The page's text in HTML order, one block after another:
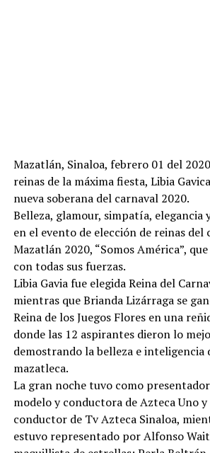
Mazatlán, Sinaloa, febrero 01 del
reinas de la máxima fiesta, Libia
nueva soberana del carnaval 2020.
Belleza, glamour, simpatía, elegancia
en el evento de elección de reinas del
Mazatlán 2020, “Somos América”,
con todas sus fuerzas.
Libia Gavia fue elegida Reina del
mientras que Brianda Lizárraga se
Reina de los Juegos Flores en una
donde las 12 aspirantes dieron lo
demostrando la belleza e inteligencia
mazatleca.
La gran noche tuvo como
modelo y conductora de Azteca Uno
conductor de Tv Azteca Sinaloa,
estuvo representado por Alfonso